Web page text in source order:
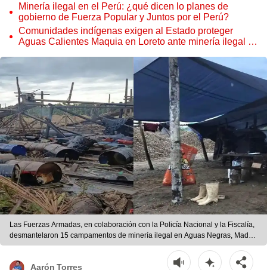
Minería ilegal en el Perú: ¿qué dicen lo planes de
gobierno de Fuerza Popular y Juntos por el Perú?
Comunidades indígenas exigen al Estado proteger
Aguas Calientes Maquia en Loreto ante minería ilegal y
Las Fuerzas Armadas, en colaboración con la Policía Nacional y la Fiscalía,
desmantelaron 15 campamentos de minería ilegal en Aguas Negras, Madre
de Dios. | composición LR
Aarón Torres